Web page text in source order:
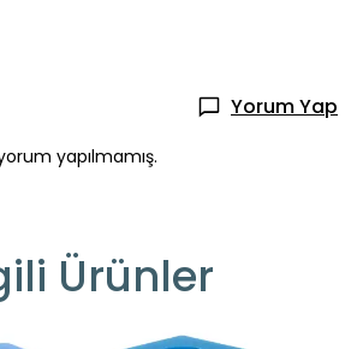
Yorum Yap
yapılmamış.
Ürünler